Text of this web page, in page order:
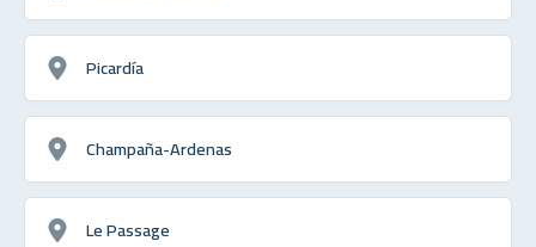
Picardía
Champaña-Ardenas
Le Passage